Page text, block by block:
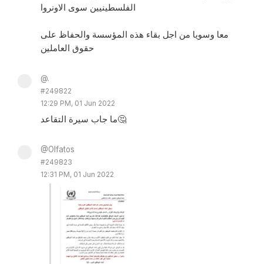
الفلسطينيين سوى الاونروا
معا وسويا من اجل بقاء هذه المؤسسة والحفاظ على
حقوق العاملين
@.
#249822
12:29 PM, 01 Jun 2022
ما جاب سيرة التقاعد🤔
@Olfatos
#249823
12:31 PM, 01 Jun 2022